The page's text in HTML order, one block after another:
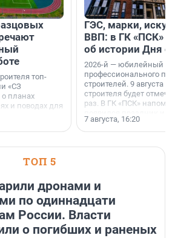
топ-
«СЗ
о планах
и поводах для
ГЭС, марки,
ВВП: в ГК «ПСК»
об истории Дня
2026-й — юбилейный
профессионального
строителей. 9 августа
строителя будет
раз. В ГК «ПСК»
поменялась роль
7 августа, 16:20
ТОП 5
дронами и
по одиннадцати
России. Власти
о погибших и раненых